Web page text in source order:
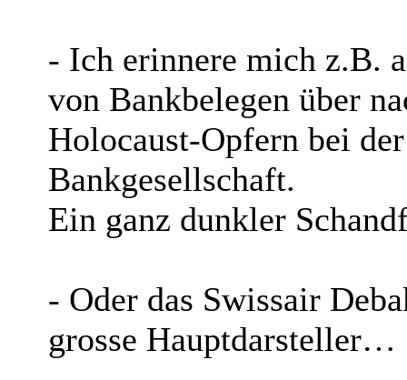
- Ich erinnere mich z.B.
von Bankbelegen über
Holocaust-Opfern bei
Bankgesellschaft.
Ein ganz dunkler
- Oder das Swissair
grosse Hauptdarsteller…